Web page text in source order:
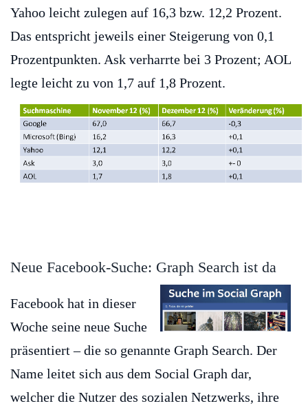
Yahoo leicht zulegen auf 16,3 bzw. 12,2 Prozent.
Das entspricht jeweils einer Steigerung von 0,1
Prozentpunkten. Ask verharrte bei 3 Prozent; AOL
legte leicht zu von 1,7 auf 1,8 Prozent.
Neue Facebook-Suche: Graph Search ist da
Facebook hat in dieser
Woche seine neue Suche
präsentiert – die so genannte Graph Search. Der
Name leitet sich aus dem Social Graph dar,
welcher die Nutzer des sozialen Netzwerks, ihre